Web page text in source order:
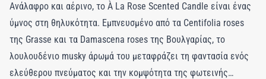
Ανάλαφρο και αέρινο, το À La Rose Scented Candle είναι ένας
ύμνος στη θηλυκότητα. Εμπνευσμένο από τα Centifolia roses
της Grasse και τα Damascena roses της Βουλγαρίας, το
λουλουδένιο musky άρωμά του μεταφράζει τη φαντασία ενός
ελεύθερου πνεύματος και την κομψότητα της φωτεινής